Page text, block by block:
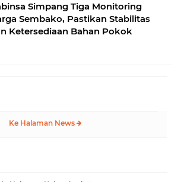
Simpang Tiga Monitoring
Sembako, Pastikan Stabilitas
Ketersediaan Bahan Pokok
Ke Halaman News